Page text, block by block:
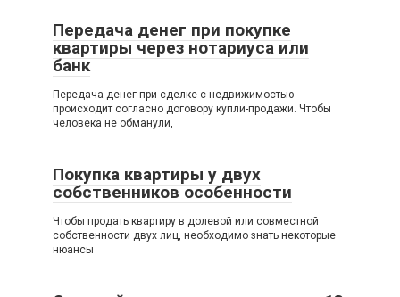
Передача денег при покупке
квартиры через нотариуса или
банк
Передача денег при сделке с недвижимостью
происходит согласно договору купли-продажи. Чтобы
человека не обманули,
Покупка квартиры у двух
собственников особенности
Чтобы продать квартиру в долевой или совместной
собственности двух лиц, необходимо знать некоторые
нюансы